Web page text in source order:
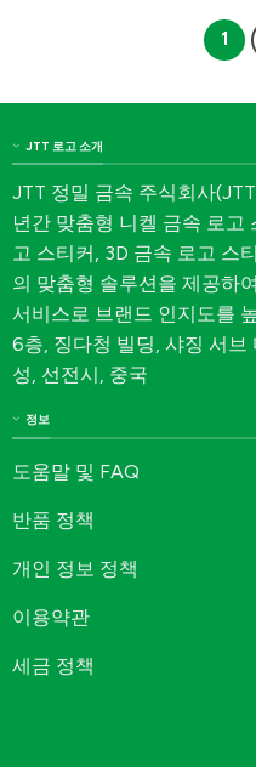
1
JTT 로고 소개
JTT 정밀 금속 주식회사
년간 맞춤형 니켈 금속 로고
고 스티커, 3D 금속 로고 스
의 맞춤형 솔루션을 제공하
서비스로 브랜드 인지도를
6층, 징다청 빌딩, 샤징 서브
성, 선전시, 중국
정보
도움말 및 FAQ
반품 정책
개인 정보 정책
이용약관
세금 정책